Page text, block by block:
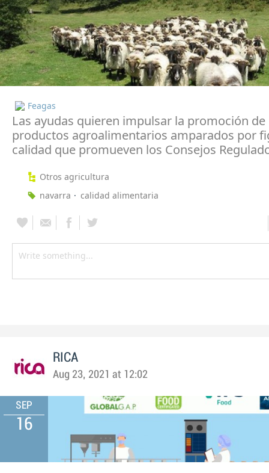
Feagas
Las ayudas quieren impulsar la promoción de
productos agroalimentarios amparados por
calidad que promueven los Consejos
Otros agricultura
navarra
calidad alimentaria
RICA
Aug 23, 2021 at 12:02
SEP
16